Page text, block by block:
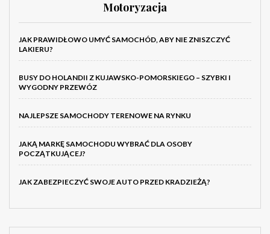
Motoryzacja
JAK PRAWIDŁOWO UMYĆ SAMOCHÓD, ABY NIE ZNISZCZYĆ
LAKIERU?
BUSY DO HOLANDII Z KUJAWSKO-POMORSKIEGO – SZYBKI I
WYGODNY PRZEWÓZ
NAJLEPSZE SAMOCHODY TERENOWE NA RYNKU
JAKĄ MARKĘ SAMOCHODU WYBRAĆ DLA OSOBY
POCZĄTKUJĄCEJ?
JAK ZABEZPIECZYĆ SWOJE AUTO PRZED KRADZIEŻĄ?